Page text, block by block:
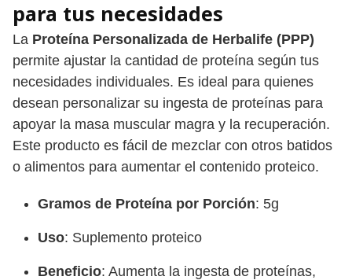
para tus necesidades
La Proteína Personalizada de Herbalife (PPP)
permite ajustar la cantidad de proteína según tus
necesidades individuales. Es ideal para quienes
desean personalizar su ingesta de proteínas para
apoyar la masa muscular magra y la recuperación.
Este producto es fácil de mezclar con otros batidos
o alimentos para aumentar el contenido proteico.
Gramos de Proteína por Porción: 5g
Uso: Suplemento proteico
Beneficio: Aumenta la ingesta de proteínas,